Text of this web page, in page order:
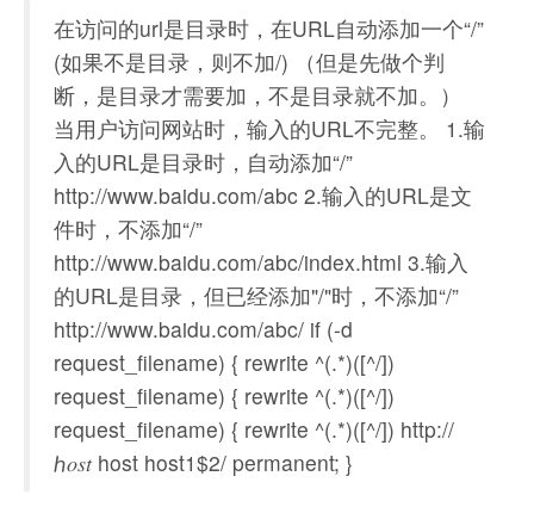
在访问的url是目录时，在URL自动添加一个“/”
(如果不是目录，则不加/) （但是先做个判
断，是目录才需要加，不是目录就不加。）
当用户访问网站时，输入的URL不完整。 1.输
入的URL是目录时，自动添加“/”
http://www.baidu.com/abc 2.输入的URL是文
件时，不添加“/”
http://www.baidu.com/abc/index.html 3.输入
的URL是目录，但已经添加"/"时，不添加“/”
http://www.baidu.com/abc/ if (-d
request_filename) { rewrite ^(.*)([^/])
request_filename) { rewrite ^(.*)([^/])
request_filename) { rewrite ^(.*)([^/]) http://
ℎ𝑜𝑠𝑡 host host1$2/ permanent; }